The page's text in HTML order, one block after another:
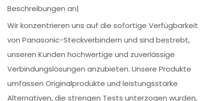
Beschreibungen an|
Wir konzentrieren uns auf die sofortige Verfügbarkeit
von Panasonic-Steckverbindern und sind bestrebt,
unseren Kunden hochwertige und zuverlässige
Verbindungslösungen anzubieten. Unsere Produkte
umfassen Originalprodukte und leistungsstarke
Alternativen, die strengen Tests unterzogen wurden,